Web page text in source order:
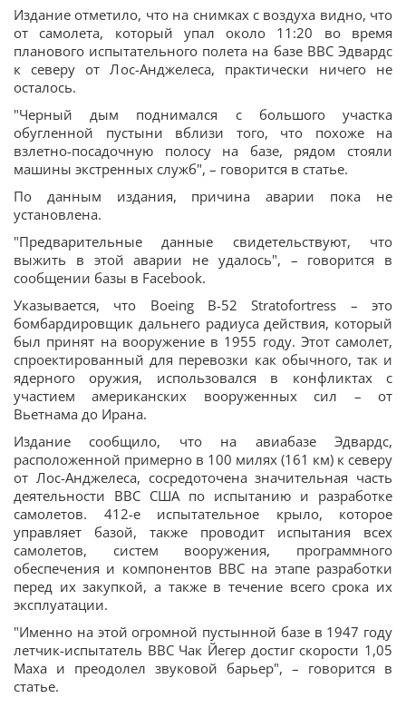
Издание отметило, что на снимках с воздуха видно, что
от самолета, который упал около 11:20 во время
планового испытательного полета на базе ВВС Эдвардс
к северу от Лос-Анджелеса, практически ничего не
осталось.
"Черный дым поднимался с большого участка
обугленной пустыни вблизи того, что похоже на
взлетно-посадочную полосу на базе, рядом стояли
машины экстренных служб", – говорится в статье.
По данным издания, причина аварии пока не
установлена.
"Предварительные данные свидетельствуют, что
выжить в этой аварии не удалось", – говорится в
сообщении базы в Facebook.
Указывается, что Boeing B-52 Stratofortress – это
бомбардировщик дальнего радиуса действия, который
был принят на вооружение в 1955 году. Этот самолет,
спроектированный для перевозки как обычного, так и
ядерного оружия, использовался в конфликтах с
участием американских вооруженных сил – от
Вьетнама до Ирана.
Издание сообщило, что на авиабазе Эдвардс,
расположенной примерно в 100 милях (161 км) к северу
от Лос-Анджелеса, сосредоточена значительная часть
деятельности ВВС США по испытанию и разработке
самолетов. 412-е испытательное крыло, которое
управляет базой, также проводит испытания всех
самолетов, систем вооружения, программного
обеспечения и компонентов ВВС на этапе разработки
перед их закупкой, а также в течение всего срока их
эксплуатации.
"Именно на этой огромной пустынной базе в 1947 году
летчик-испытатель ВВС Чак Йегер достиг скорости 1,05
Маха и преодолел звуковой барьер", – говорится в
статье.